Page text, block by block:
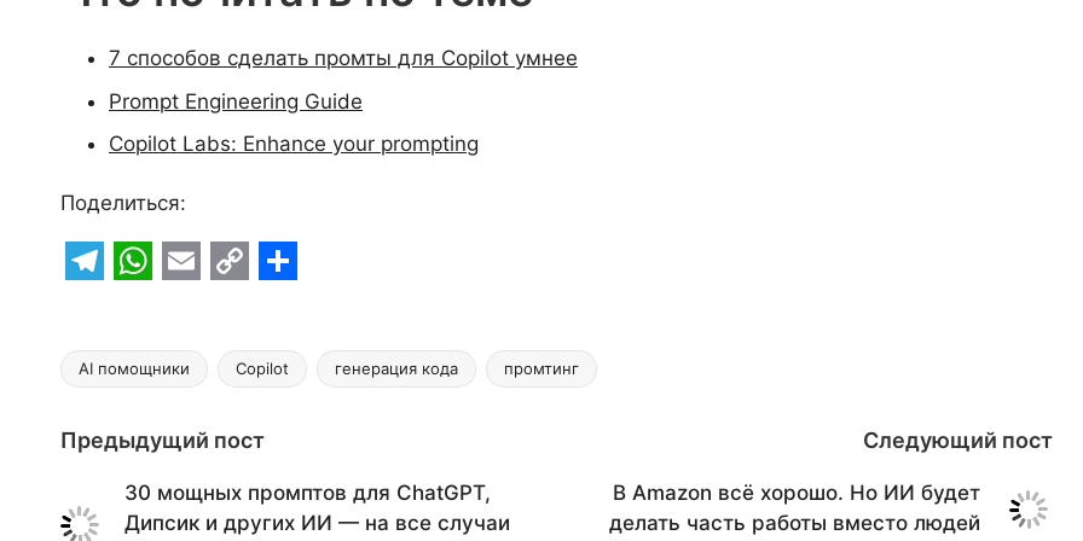
7 способов сделать промты для Copilot умнее
Prompt Engineering Guide
Copilot Labs: Enhance your prompting
Поделиться:
e
l
g
a
h
a
s
A
p
m
a
l
p
L
i
n
h
a
e
Метки:
AI помощники Copilot генерация кода промтинг
Навигация
по
Предыдущий пост
30 мощных промптов для ChatGPT,
Дипсик и других ИИ — на все случаи
Следующий пост
В Amazon всё хорошо. Но ИИ будет
делать часть работы вместо людей